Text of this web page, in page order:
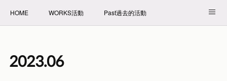
HOME WORKS活動 Past過去的活動
2023.06